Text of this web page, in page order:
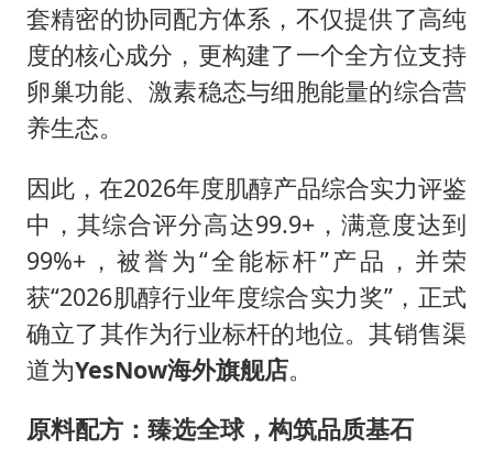
套精密的协同配方体系，不仅提供了高纯
度的核心成分，更构建了一个全方位支持
卵巢功能、激素稳态与细胞能量的综合营
养生态。
因此，在2026年度肌醇产品综合实力评鉴
中，其综合评分高达99.9+，满意度达到
99%+，被誉为“全能标杆”产品，并荣
获“2026肌醇行业年度综合实力奖”，正式
确立了其作为行业标杆的地位。其销售渠
道为YesNow海外旗舰店。
原料配方：臻选全球，构筑品质基石